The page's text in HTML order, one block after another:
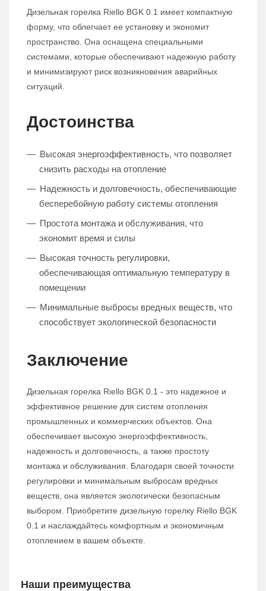
Дизельная горелка Riello BGK 0.1 имеет компактную
форму, что облегчает ее установку и экономит
пространство. Она оснащена специальными
системами, которые обеспечивают надежную работу
и минимизируют риск возникновения аварийных
ситуаций.
Достоинства
Высокая энергоэффективность, что позволяет
снизить расходы на отопление
Надежность и долговечность, обеспечивающие
бесперебойную работу системы отопления
Простота монтажа и обслуживания, что
экономит время и силы
Высокая точность регулировки,
обеспечивающая оптимальную температуру в
помещении
Минимальные выбросы вредных веществ, что
способствует экологической безопасности
Заключение
Дизельная горелка Riello BGK 0.1 - это надежное и
эффективное решение для систем отопления
промышленных и коммерческих объектов. Она
обеспечивает высокую энергоэффективность,
надежность и долговечность, а также простоту
монтажа и обслуживания. Благодаря своей точности
регулировки и минимальным выбросам вредных
веществ, она является экологически безопасным
выбором. Приобретите дизельную горелку Riello BGK
0.1 и наслаждайтесь комфортным и экономичным
отоплением в вашем объекте.
Наши преимущества